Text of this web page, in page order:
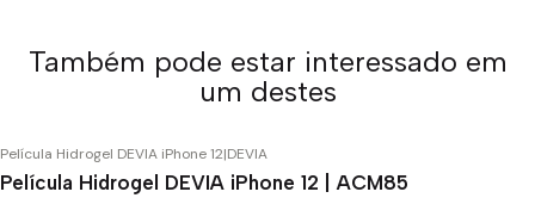
Também pode estar interessado em
um destes
Película Hidrogel DEVIA iPhone 12|DEVIA
Película Hidrogel DEVIA iPhone 12 | ACM85